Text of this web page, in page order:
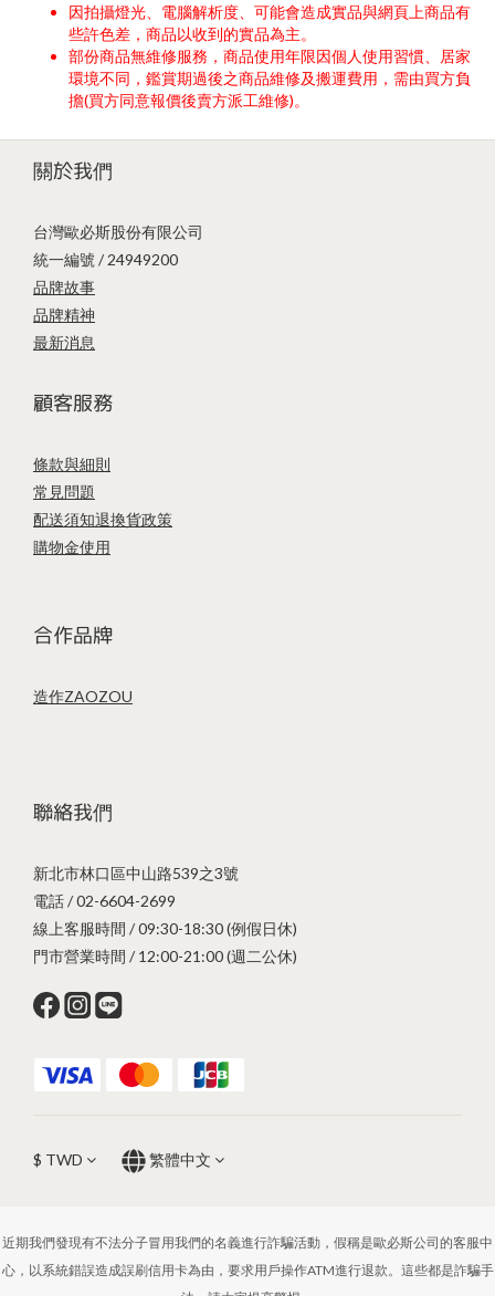
因拍攝燈光、電腦解析度、可能會造成實品與網頁上商品有
些許色差，商品以收到的實品為主。
部份商品無維修服務，商品使用年限因個人使用習慣、居家
環境不同，鑑賞期過後之商品維修及搬運費用，需由買方負
擔(買方同意報價後賣方派工維修)。
關於我們
台灣歐必斯股份有限公司
統一編號 / 24949200
品牌故事
品牌精神
最新消息
顧客服務
條款與細則
常見問題
配送須知退換貨政策
購物金使用
合作品牌
造作ZAOZOU
聯絡我們
新北市林口區中山路539之3號
電話 / 02-6604-2699
線上客服時間 / 09:30-18:30 (例假日休)
門市營業時間 / 12:00-21:00 (週二公休)
$ TWD 繁體中文
近期我們發現有不法分子冒用我們的名義進行詐騙活動，假稱是歐必斯公司的客服中
心，以系統錯誤造成誤刷信用卡為由，要求用戶操作ATM進行退款。這些都是詐騙手